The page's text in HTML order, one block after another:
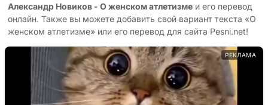
Александр Новиков - О женском атлетизме и его перевод
онлайн. Также вы можете добавить свой вариант текста «О
женском атлетизме» или его перевод для сайта Pesni.net!
РЕКЛАМА